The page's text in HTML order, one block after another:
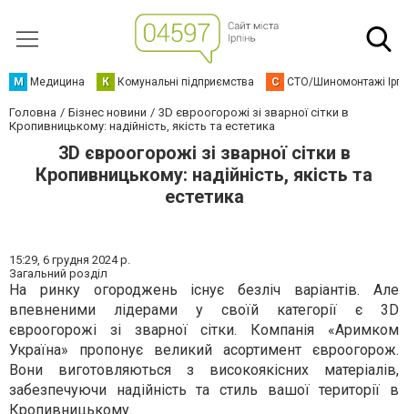
М Медицина К Комунальні підприємства С СТО/Шиномонтажі
Головна Бізнес новини
3D євроогорожі зі зварної сітки в
Кропивницькому: надійність, якість та естетика
3D євроогорожі зі зварної сітки в
Кропивницькому: надійність, якість та
естетика
15:29, 6 грудня 2024 р.
Загальний розділ
На ринку огороджень існує безліч варіантів. Але
впевненими лідерами у своїй категорії є 3D
євроогорожі зі зварної сітки. Компанія «Аримком
Україна» пропонує великий асортимент євроогорож.
Вони виготовляються з високоякісних матеріалів,
забезпечуючи надійність та стиль вашої території в
Кропивницькому.